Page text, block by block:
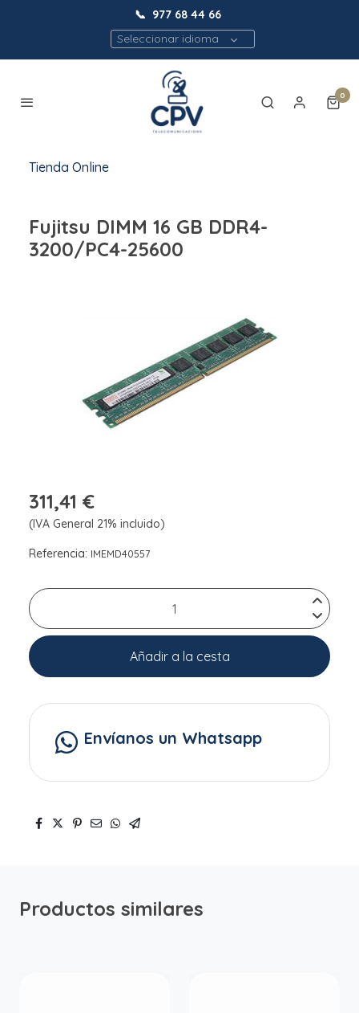
📞 977 68 44 66
Seleccionar idioma
0
Tienda Online
Fujitsu DIMM 16 GB DDR4-
3200/PC4-25600
311,41 €
(IVA General 21% incluido)
Referencia: IMEMD40557
Añadir a la cesta
Envíanos un Whatsapp
Productos similares